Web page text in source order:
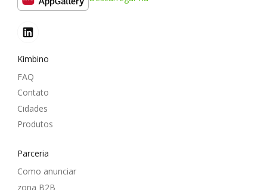
Kimbino
FAQ
Contato
Cidades
Produtos
Parceria
Como anunciar
zona B2B